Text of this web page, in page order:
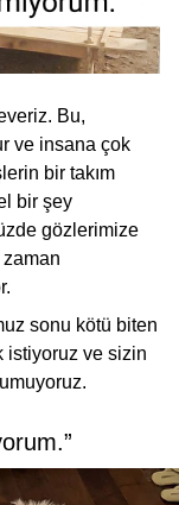
Bu,
ve insana çok
bir takım
bir şey
gözlerimize
sonu kötü biten
istiyoruz ve sizin